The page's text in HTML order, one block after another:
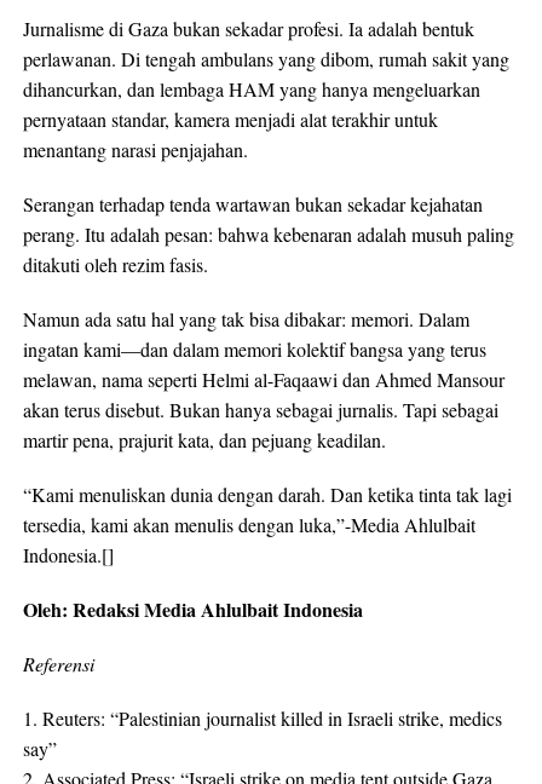
Jurnalisme di Gaza bukan sekadar profesi. Ia adalah bentuk
perlawanan. Di tengah ambulans yang dibom, rumah sakit yang
dihancurkan, dan lembaga HAM yang hanya mengeluarkan
pernyataan standar, kamera menjadi alat terakhir untuk
menantang narasi penjajahan.​
Serangan terhadap tenda wartawan bukan sekadar kejahatan
perang. Itu adalah pesan: bahwa kebenaran adalah musuh paling
ditakuti oleh rezim fasis.​
Namun ada satu hal yang tak bisa dibakar: memori. Dalam
ingatan kami—dan dalam memori kolektif bangsa yang terus
melawan, nama seperti Helmi al-Faqaawi dan Ahmed Mansour
akan terus disebut. Bukan hanya sebagai jurnalis. Tapi sebagai
martir pena, prajurit kata, dan pejuang keadilan.​
“Kami menuliskan dunia dengan darah. Dan ketika tinta tak lagi
tersedia, kami akan menulis dengan luka,”-Media Ahlulbait
Indonesia.[]
Oleh: Redaksi Media Ahlulbait Indonesia
Referensi
1. Reuters: “Palestinian journalist killed in Israeli strike, medics
say” ​
2. Associated Press: “Israeli strike on media tent outside Gaza